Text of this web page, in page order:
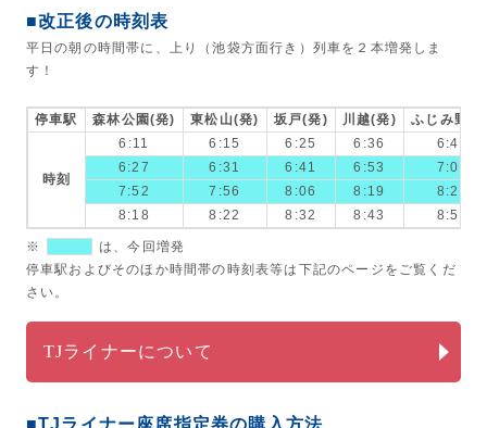
■改正後の時刻表
平日の朝の時間帯に、上り（池袋方面行き）列車を２本増発しま
す！
停車駅 森林公園(発) 東松山(発) 坂戸(発) 川越(発) ふじみ野(
時刻
6:11 6:15 6:25 6:36
6:43
6:27
6:31 6:41 6:53
7:00
7:52
7:56 8:06 8:19
8:26
8:18
8:22 8:32 8:43 8:50
※
は、今回増発
停車駅およびそのほか時間帯の時刻表等は下記のページをご覧くだ
さい。
TJライナーについて